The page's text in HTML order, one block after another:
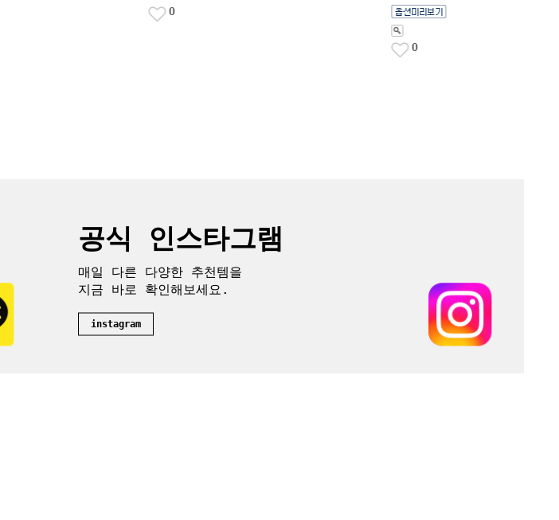
공식 인스타그램
매일 다른 다양한 추천템을
지금 바로 확인해보세요.
instagram